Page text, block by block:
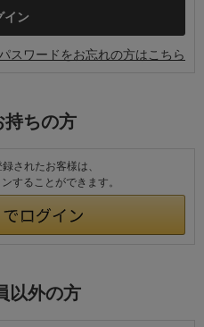
パスワードをお忘れの方はこちら
ちの方
されたお客様は、
することができます。
以外の方